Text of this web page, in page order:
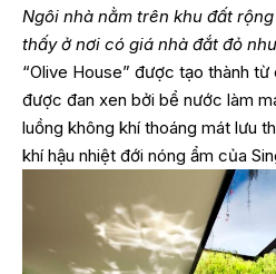
Ngôi nhà nằm trên khu đất
thấy ở nơi có giá nhà đắt đỏ
“Olive House” được tạo thành
được đan xen bởi bể nước làm
luồng không khí thoáng mát lưu
khí hậu nhiệt đới nóng ẩm của